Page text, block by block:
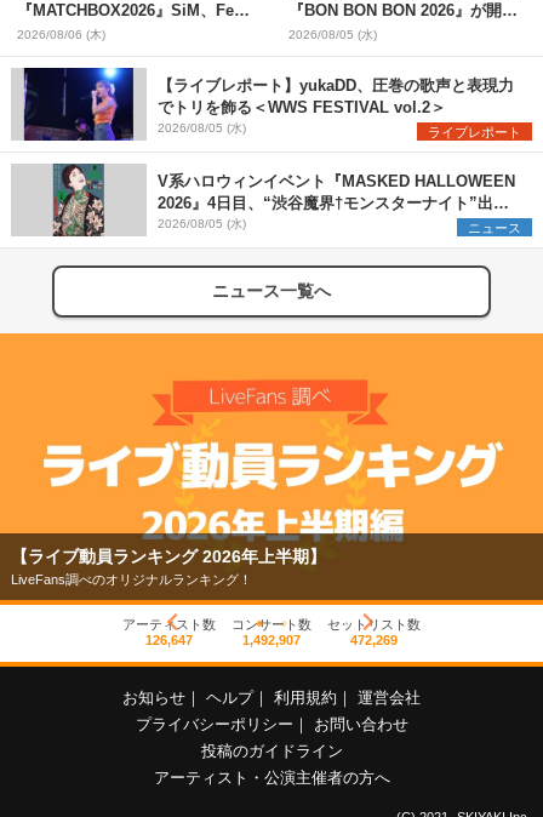
『MATCHBOX2026』SiM、Fear,
and Loathing in Las Vegasら対
バンアーティストを一斉解禁
2026/08/06 (木)
『BON BON BON 2026』が開
催 音楽ライブ×盆踊り×DJ×屋台
グルメ×ランタンナイトで彩る2日
間
2026/08/05 (水)
【ライブレポート】yukaDD、圧巻の歌声と表現力
でトリを飾る＜WWS FESTIVAL vol.2＞
2026/08/05 (水) ライブレポート
V系ハロウィンイベント『MASKED HALLOWEEN
2026』4日目、“渋谷魔界†モンスターナイト”出演6
組を発表
2026/08/05 (水) ニュース
ニュース一覧へ
【ライブ動員ランキング 2026年上半期】
LiveFans調べのオリジナルランキング！
アーティスト数
126,647
コンサート数
1,492,907
セットリスト数
472,269
お知らせ ヘルプ 利用規約
運営会社
プライバシーポリシー
お問い合わせ
投稿のガイドライン
アーティスト・公演主催者の方へ